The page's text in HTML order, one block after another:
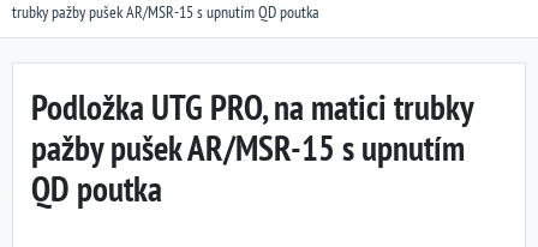
trubky pažby pušek AR/MSR-15 s upnutím QD poutka
Podložka UTG PRO, na matici trubky
pažby pušek AR/MSR-15 s upnutím
QD poutka